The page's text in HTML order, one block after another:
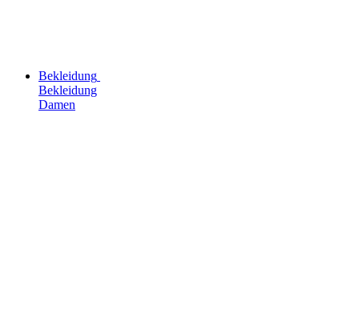
Bekleidung
Bekleidung
Damen